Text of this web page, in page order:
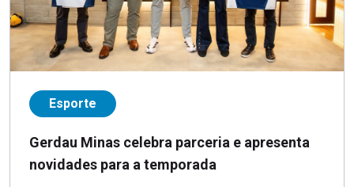
Esporte
Gerdau Minas celebra parceria e apresenta
novidades para a temporada